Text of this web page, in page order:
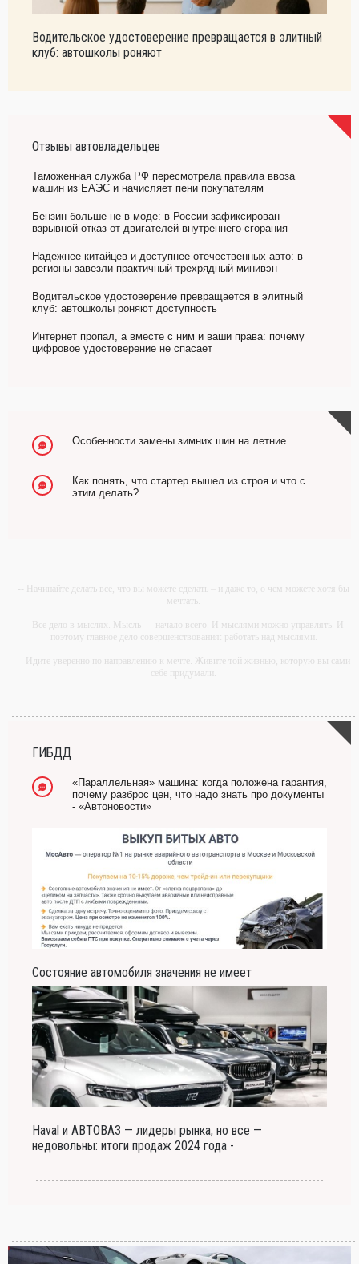
Водительское удостоверение превращается в элитный
клуб: автошколы роняют
Отзывы автовладельцев
Таможенная служба РФ пересмотрела правила ввоза
машин из ЕАЭС и начисляет пени покупателям
Бензин больше не в моде: в России зафиксирован
взрывной отказ от двигателей внутреннего сгорания
Надежнее китайцев и доступнее отечественных авто: в
регионы завезли практичный трехрядный минивэн
Водительское удостоверение превращается в элитный
клуб: автошколы роняют доступность
Интернет пропал, а вместе с ним и ваши права: почему
цифровое удостоверение не спасает
Особенности замены зимних шин на летние
Как понять, что стартер вышел из строя и что с
этим делать?
-- Начинайте делать все, что вы можете сделать – и даже то, о чем можете хотя бы
мечтать.
-- Все дело в мыслях. Мысль — начало всего. И мыслями можно управлять. И
поэтому главное дело совершенствования: работать над мыслями.
-- Идите уверенно по направлению к мечте. Живите той жизнью, которую вы сами
себе придумали.
-- Лучшее, что можно сделать с хорошим советом, это пропустить его мимо ушей.
ГИБДД
«Параллельная» машина: когда положена гарантия,
почему разброс цен, что надо знать про документы
- «Автоновости»
Состояние автомобиля значения не имеет
Haval и АВТОВАЗ — лидеры рынка, но все —
недовольны: итоги продаж 2024 года -